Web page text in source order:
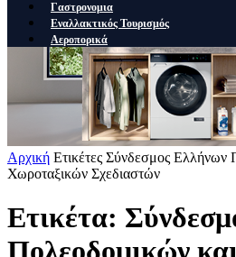
Γαστρονομια
Εναλλακτικός Τουρισμός
Αεροπορικά
Αρχική Ετικέτες Σύνδεσμος Ελλήνων
Χωροταξικών Σχεδιαστών
Ετικέτα: